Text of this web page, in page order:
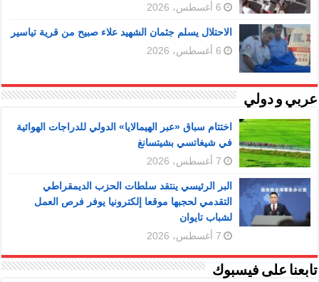
6 أغسطس، 2026
الاحتلال يسلم جثمان الشهيد علاء صبيح من قرية تياسير
6 أغسطس، 2026
عربي و دولي
اختتام سباق «عبر الهيمالايا» الدولي للدراجات الهوائية
في شيغاتسي بشيتسانغ
7 أغسطس، 2026
البر الرئيسي ينتقد سلطات الحزب الديمقراطي
التقدمي لحجبها موقعا إلكترونيا يوفر فرص العمل
لشباب تايوان
7 أغسطس، 2026
تابعنا على فيسبوك